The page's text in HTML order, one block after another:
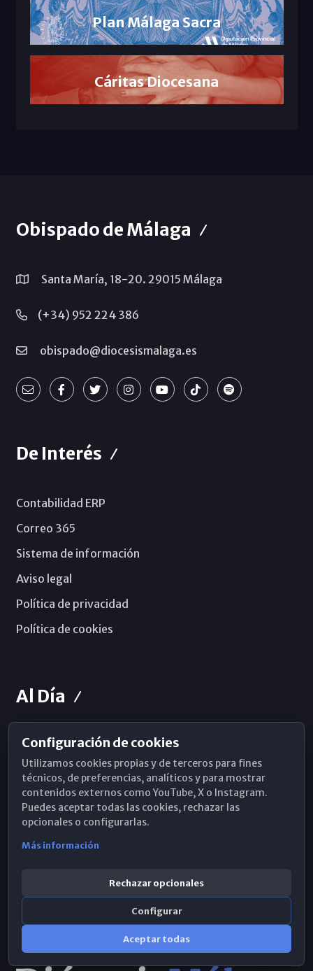
Plan Málaga Sacra
Cáritas Diocesana
Obispado de Málaga
Santa María, 18-20. 29015 Málaga
(+34) 952 224 386
obispado@diocesismalaga.es
De Interés
Contabilidad ERP
Correo 365
Sistema de información
Aviso legal
Política de privacidad
Política de cookies
Al Día
Horarios de Misa
Hemeroteca
WhatsApp
Configuración de cookies
Utilizamos cookies propias y de terceros para fines
técnicos, de preferencias, analíticos y para mostrar
contenidos externos como YouTube, X o Instagram.
Puedes aceptar todas las cookies, rechazar las
opcionales o configurarlas.
Más información
Rechazar opcionales
Configurar
Aceptar todas